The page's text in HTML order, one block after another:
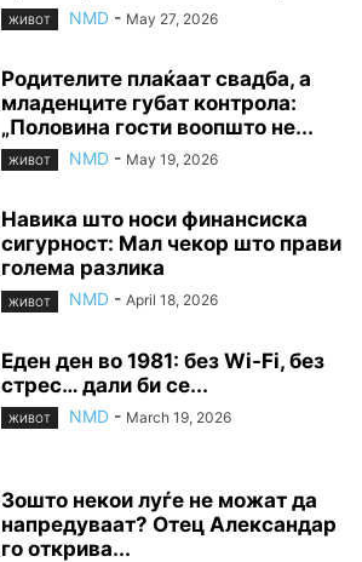
ЖИВОТ NMD - May 27, 2026
Родителите плаќаат свадба, а
младенците губат контрола:
„Половина гости воопшто не...
ЖИВОТ NMD - May 19, 2026
Навика што носи финансиска
сигурност: Мал чекор што прави
голема разлика
ЖИВОТ NMD - April 18, 2026
Еден ден во 1981: без Wi-Fi, без
стрес… дали би се...
ЖИВОТ NMD - March 19, 2026
Зошто некои луѓе не можат да
напредуваат? Отец Александар
го открива...